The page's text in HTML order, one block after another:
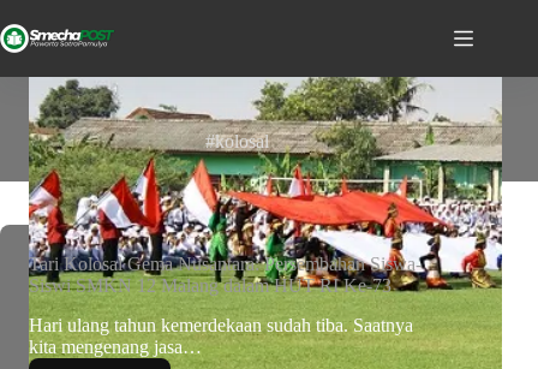
#kolosal
Tari Kolosal Gema Nusantara: Persembahan Siswa-
Siswi SMKN 12 Malang dalam HUT RI Ke-73
Hari ulang tahun kemerdekaan sudah tiba. Saatnya
kita mengenang jasa…